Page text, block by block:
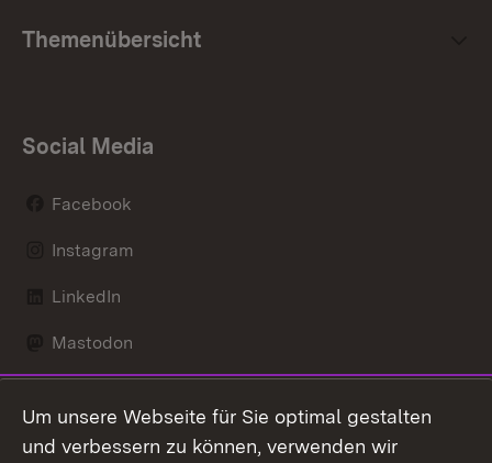
Themenübersicht
Social Media
Facebook
Instagram
LinkedIn
Mastodon
X / Twitter
Um unsere Webseite für Sie optimal gestalten
und verbessern zu können, verwenden wir